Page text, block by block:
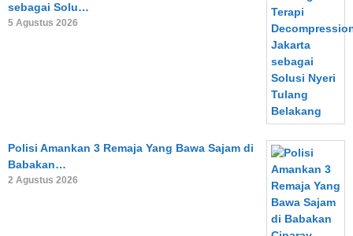
sebagai Solu…
5 Agustus 2026
Polisi Amankan 3 Remaja Yang Bawa Sajam di
Babakan…
2 Agustus 2026